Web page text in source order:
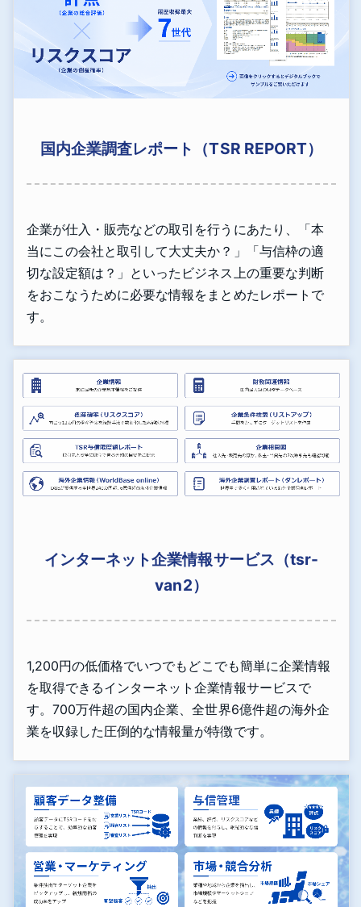
国内企業調査レポート（TSR REPORT）
企業が仕入・販売などの取引を行うにあたり、「本
当にこの会社と取引して大丈夫か？」「与信枠の適
切な設定額は？」といったビジネス上の重要な判断
をおこなうために必要な情報をまとめたレポートで
す。
インターネット企業情報サービス（tsr-
van2）
1,200円の低価格でいつでもどこでも簡単に企業情報
を取得できるインターネット企業情報サービスで
す。700万件超の国内企業、全世界6億件超の海外企
業を収録した圧倒的な情報量が特徴です。